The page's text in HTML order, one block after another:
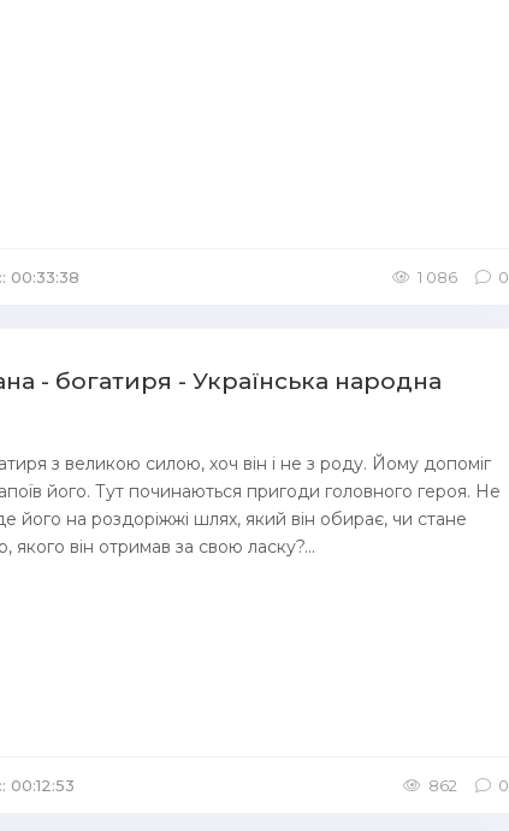
00:33:38 1 086 0
- богатиря - Українська народна
з великою силою, хоч він і не з роду. Йому допоміг
його. Тут починаються пригоди головного героя. Не
його на роздоріжжі шлях, який він обирає, чи стане
якого він отримав за свою ласку?...
00:12:53 862 0